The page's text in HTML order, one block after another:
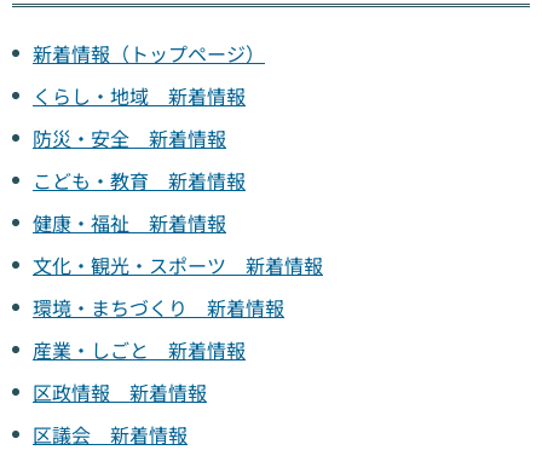
新着情報（トップページ）
くらし・地域 新着情報
防災・安全 新着情報
こども・教育 新着情報
健康・福祉 新着情報
文化・観光・スポーツ 新着情報
環境・まちづくり 新着情報
産業・しごと 新着情報
区政情報 新着情報
区議会 新着情報